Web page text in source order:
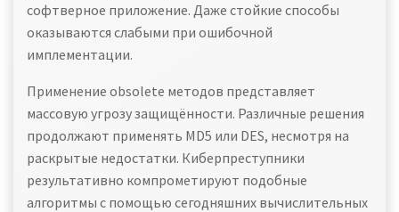
софтверное приложение. Даже стойкие способы
оказываются слабыми при ошибочной
имплементации.
Применение obsolete методов представляет
массовую угрозу защищённости. Различные решения
продолжают применять MD5 или DES, несмотря на
раскрытые недостатки. Киберпреступники
результативно компрометируют подобные
алгоритмы с помощью сегодняшних вычислительных